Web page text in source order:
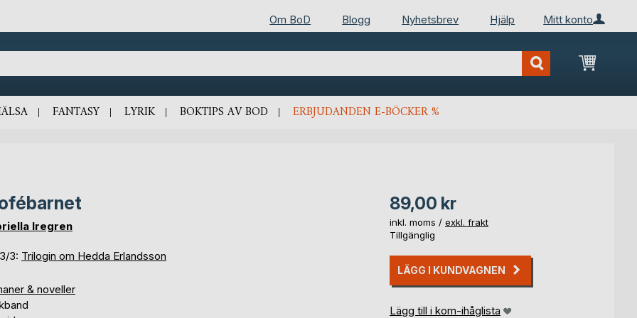
Mitt konto
Om BoD Blogg Nyhetsbrev Hjälp
Min
FANTASY LYRIK BOKTIPS AV BOD ERBJUDANDEN E-BÖCKER %
Iregren
3: Trilogin om Hedda Erlandsson
& noveller
89,00 kr
inkl. moms / exkl. frakt
Tillgänglig
LÄGG I KUNDVAGNEN
Lägg till i kom-ihåglista